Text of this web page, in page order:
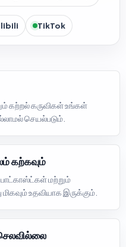
TikTok
கற்றல் கருவிகள் உங்கள்
செயல்படும்.
கற்கவும்
மற்றும்
உதவியாக இருக்கும்.